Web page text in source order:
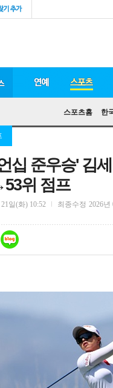
스포츠
스포츠홈 한
십 준우승' 김
위 점프
일(화) 10:52 최종수정 2026년